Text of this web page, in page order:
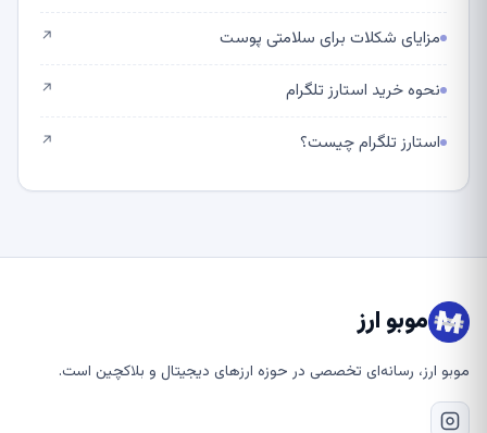
مزایای شکلات برای سلامتی پوست
نحوه خرید استارز تلگرام
استارز تلگرام چیست؟
موبو ارز
موبو ارز، رسانه‌ای تخصصی در حوزه ارزهای دیجیتال و بلاکچین است.